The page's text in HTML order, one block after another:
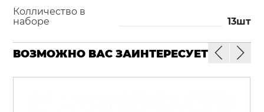
Колличество в
наборе
13шт
ВОЗМОЖНО ВАС ЗАИНТЕРЕСУЕТ